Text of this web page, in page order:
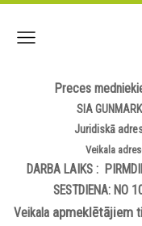
Preces
SIA
Juridiskā
Veikala
DARBA LAIKS :
SESTDIENA: NO
Veikala apmeklētājiem